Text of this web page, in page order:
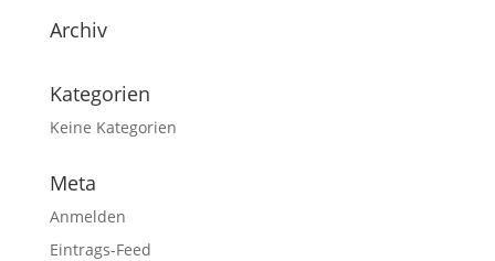
Archiv
Kategorien
Keine Kategorien
Meta
Anmelden
Eintrags-Feed